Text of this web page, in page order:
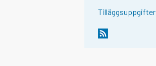
Tilläggsuppgifter